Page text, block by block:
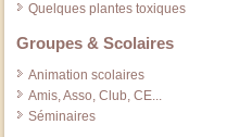
Quelques plantes toxiques
Groupes & Scolaires
Animation scolaires
Amis, Asso, Club, CE...
Séminaires